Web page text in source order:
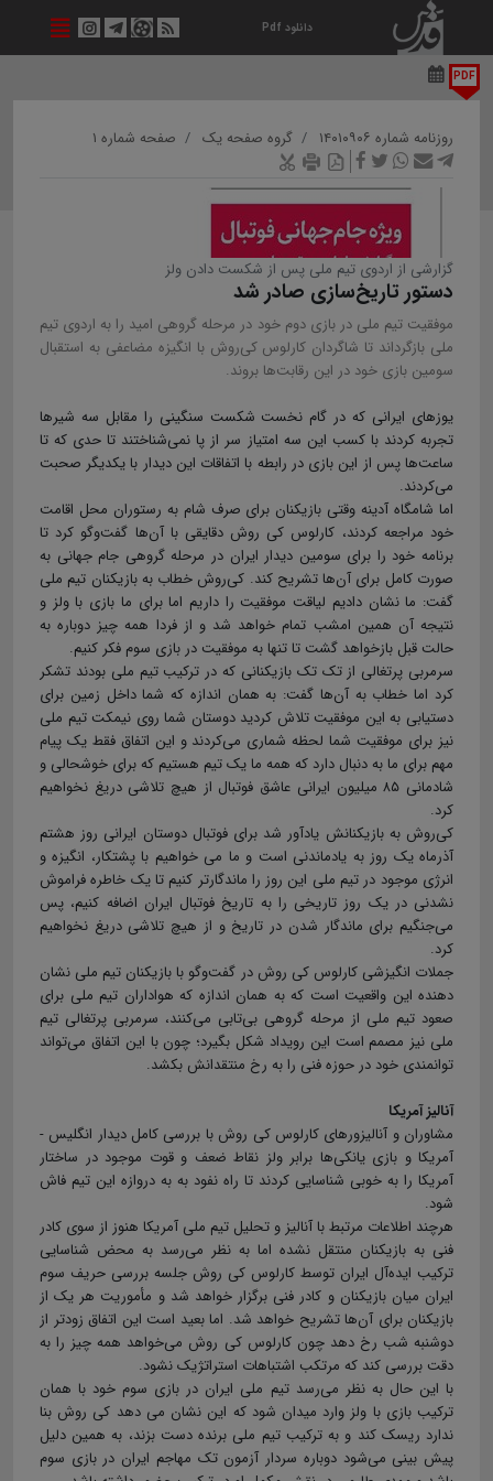
دانلود Pdf
PDF
روزنامه شماره ۱۴۰۱۰۹۰۶ گروه صفحه یک صفحه شماره ۱
گزارشی از اردوی تیم ملی پس از شکست دادن ولز
دستور تاریخ‌سازی صادر شد
موفقیت تیم ملی در بازی دوم خود در مرحله گروهی امید را به اردوی تیم
ملی بازگرداند تا شاگردان کارلوس کی‌روش با انگیزه مضاعفی به استقبال
سومین بازی خود در این رقابت‌ها بروند.
یوزهای ایرانی که در گام نخست شکست سنگینی را مقابل سه شیرها
تجربه کردند با کسب این سه امتیاز سر از پا نمی‌شناختند تا حدی که تا
ساعت‌ها پس از این بازی در رابطه با اتفاقات این دیدار با یکدیگر صحبت
می‌کردند.
اما شامگاه آدینه وقتی بازیکنان برای صرف شام به رستوران محل اقامت
خود مراجعه کردند، کارلوس کی روش دقایقی با آن‌ها گفت‌وگو کرد تا
برنامه خود را برای سومین دیدار ایران در مرحله گروهی جام جهانی به
صورت کامل برای آن‌ها تشریح کند. کی‌روش خطاب به بازیکنان تیم ملی
گفت: ما نشان دادیم لیاقت موفقیت را داریم اما برای ما بازی با ولز و
نتیجه آن همین امشب تمام خواهد شد و از فردا همه چیز دوباره به
حالت قبل بازخواهد گشت تا تنها به موفقیت در بازی سوم فکر کنیم.
سرمربی پرتغالی از تک تک بازیکنانی که در ترکیب تیم ملی بودند تشکر
کرد اما خطاب به آن‌ها گفت: به همان اندازه که شما داخل زمین برای
دستیابی به این موفقیت تلاش کردید دوستان شما روی نیمکت تیم ملی
نیز برای موفقیت شما لحظه شماری می‌کردند و این اتفاق فقط یک پیام
مهم برای ما به دنبال دارد که همه ما یک تیم هستیم که برای خوشحالی و
شادمانی ۸۵ میلیون ایرانی عاشق فوتبال از هیچ تلاشی دریغ نخواهیم
کرد.
کی‌روش به بازیکنانش یادآور شد برای فوتبال دوستان ایرانی روز هشتم
آذرماه یک روز به یادماندنی است و ما می خواهیم با پشتکار، انگیزه و
انرژی موجود در تیم ملی این روز را ماندگار‌تر کنیم تا یک خاطره فراموش
نشدنی در یک روز تاریخی را به تاریخ فوتبال ایران اضافه کنیم، پس
می‌جنگیم برای ماندگار شدن در تاریخ و از هیچ تلاشی دریغ نخواهیم
کرد.
جملات انگیزشی کارلوس کی روش در گفت‌وگو با بازیکنان تیم ملی نشان
دهنده این واقعیت است که به همان اندازه که هواداران تیم ملی برای
صعود تیم ملی از مرحله گروهی بی‌تابی می‌کنند، سرمربی پرتغالی تیم
ملی نیز مصمم است این رویداد شکل بگیرد؛ چون با این اتفاق می‌تواند
توانمندی خود در حوزه فنی را به رخ منتقدانش بکشد.
آنالیز آمریکا
مشاوران و آنالیزورهای کارلوس کی روش با بررسی کامل دیدار انگلیس -
آمریکا و بازی یانکی‌ها برابر ولز نقاط ضعف و قوت موجود در ساختار
آمریکا را به خوبی شناسایی کردند تا راه نفود به به دروازه این تیم فاش
شود.
هرچند اطلاعات مرتبط با آنالیز و تحلیل تیم ملی آمریکا هنوز از سوی کادر
فنی به بازیکنان منتقل نشده اما به نظر می‌رسد به محض شناسایی
ترکیب ایده‌آل ایران توسط کارلوس کی روش جلسه بررسی حریف سوم
ایران میان بازیکنان و کادر فنی برگزار خواهد شد و مأموریت هر یک از
بازیکنان برای آن‌ها تشریح خواهد شد. اما بعید است این اتفاق زودتر از
دوشنبه شب رخ دهد چون کارلوس کی روش می‌خواهد همه چیز را به
دقت بررسی کند که مرتکب اشتباهات استراتژیک نشود.
با این حال به نظر می‌رسد تیم ملی ایران در بازی سوم خود با همان
ترکیب بازی با ولز وارد میدان شود که این نشان می دهد کی روش بنا
ندارد ریسک کند و به ترکیب تیم ملی برنده دست بزند، به همین دلیل
پیش بینی می‌شود دوباره سردار آزمون تک مهاجم ایران در بازی سوم